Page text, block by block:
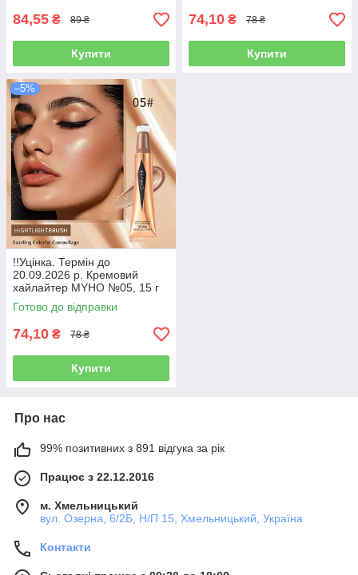
84,55 ₴ 89 ₴
Купити
74,10 ₴ 78 ₴
Купити
–5%
!!Уцінка. Термін до
20.09.2026 р. Кремовий
хайлайтер MYHO №05, 15 г
Готово до відправки
74,10 ₴ 78 ₴
Купити
Про нас
99% позитивних з 891 відгука за рік
Працює з 22.12.2016
м. Хмельницький
вул. Озерна, 6/2Б, Н/П 15, Хмельницький, Україна
Контакти